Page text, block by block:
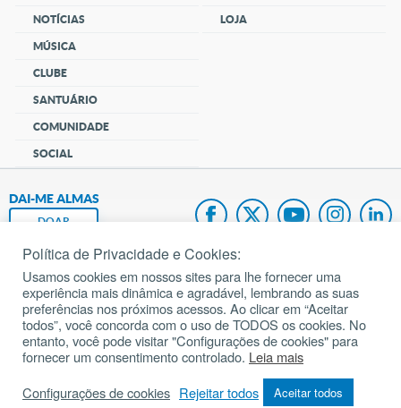
NOTÍCIAS
MÚSICA
CLUBE
SANTUÁRIO
COMUNIDADE
SOCIAL
LOJA
DAI-ME ALMAS
DOAR
Fundação João Paulo II
Pedido de Oração
Mapa do site
Política de Privacidade e Cookies:
Usamos cookies em nossos sites para lhe fornecer uma
experiência mais dinâmica e agradável, lembrando as suas
preferências nos próximos acessos. Ao clicar em “Aceitar
todos”, você concorda com o uso de TODOS os cookies. No
entanto, você pode visitar "Configurações de cookies" para
fornecer um consentimento controlado. Leia mais
Configurações de cookies Rejeitar todos Aceitar todos